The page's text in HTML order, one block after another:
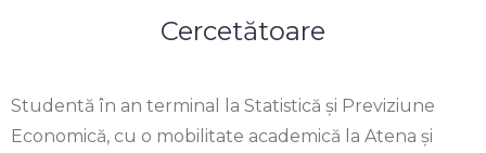
Cercetătoare
Studentă în an terminal la Statistică și Previziune
Economică, cu o mobilitate academică la Atena și